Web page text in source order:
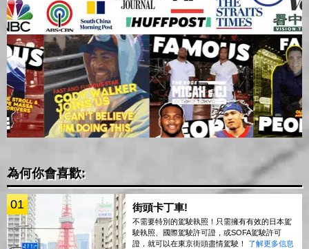
為何你會喜歡:
01 街頭卡丁車!
不需要特別的駕駛執照！只需擁有有效的日本駕
駛執照、國際駕駛許可證，或SOFA駕駛許可
證，就可以在東京街頭盡情駕駛！ 了解更多信息